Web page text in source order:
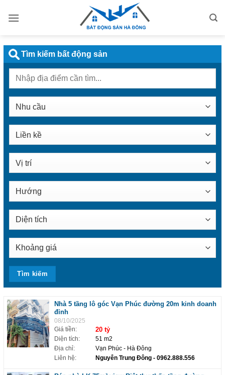
qua
dung
Nhà 5 tầng lô góc Vạn Phúc đường 20m kinh doanh
đỉnh
08/10/2025
Giá tiền:
20 tỷ
Diện tích:
51 m2
Địa chỉ:
Vạn Phúc - Hà Đông
Liên hệ:
Nguyễn Trung Đông- 0962.888.556
Tìm kiếm bất động sản